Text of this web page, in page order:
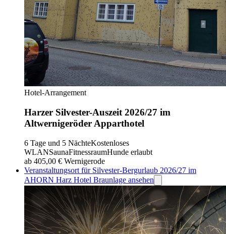
Hotel-Arrangement
Harzer Silvester-Auszeit 2026/27 im
Altwernigeröder Apparthotel
6 Tage und 5 NächteKostenloses
WLANSaunaFitnessraumHunde erlaubt
ab 405,00 € Wernigerode
Veranstaltungsort für Silvester-Bergurlaub 2026/27 im
AHORN Harz Hotel Braunlage ansehen